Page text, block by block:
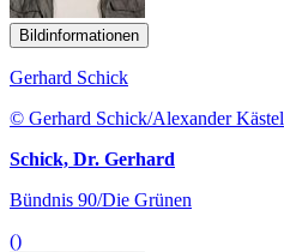
Bildinformationen
Gerhard Schick
© Gerhard Schick/Alexander Kästel
Schick, Dr. Gerhard
Bündnis 90/Die Grünen
()